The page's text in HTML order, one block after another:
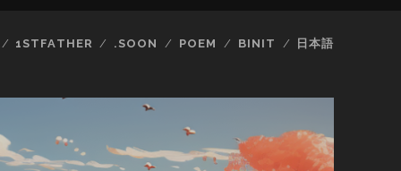
1STFATHER .SOON POEM BINIT 日本語